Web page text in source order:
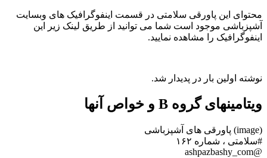
محتوای این پاورقی سلامتی در قسمت اینفوگرافیک های وبسایت
آشپزباشی موجود است شما می توانید از طریق لینک زیر این
اینفوگرافیک را مشاهده نمایید.
نوشته اولین بار در پدیدار شد.
ویتامینهای گروه B و خواص آنها
(image) پاورقی های آشپزباشی
#سلامتی ، شماره ۱۶۲
@ashpazbashy_com